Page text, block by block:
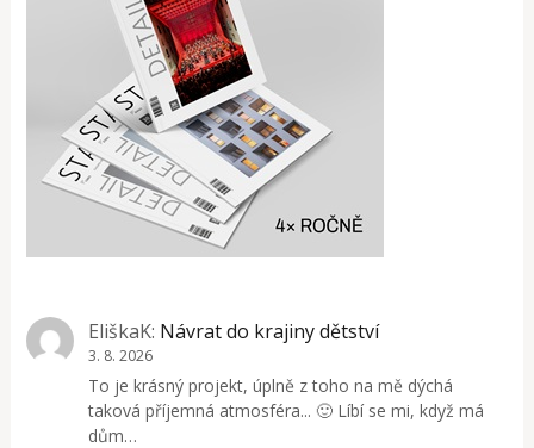
EliškaK: Návrat do krajiny dětství
3. 8. 2026
To je krásný projekt, úplně z toho na mě dýchá
taková příjemná atmosféra... 🙂 Líbí se mi, když má
dům…